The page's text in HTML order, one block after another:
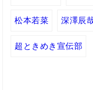
松本若菜 深澤辰
超ときめき宣伝部